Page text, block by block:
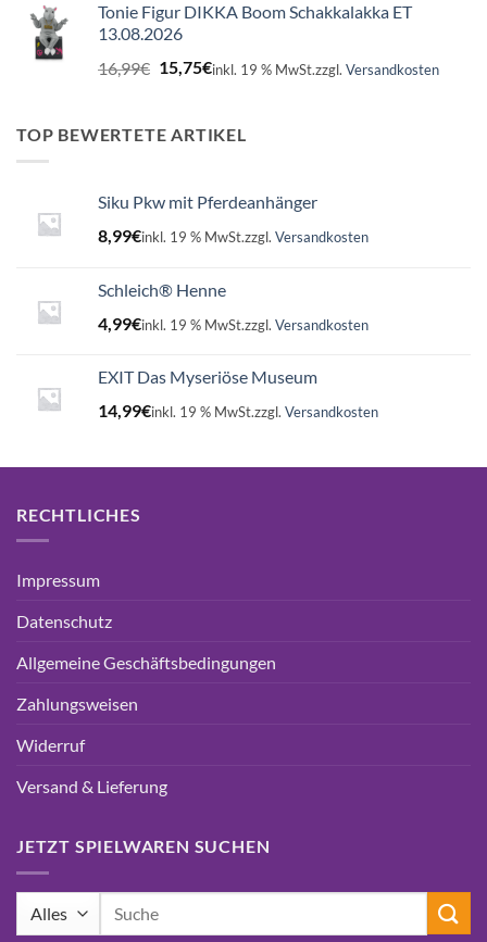
Tonie Figur DIKKA Boom Schakkalakka ET
13.08.2026
16,99€ Ursprünglicher
16,99€
15,75€Aktueller
15,75€.
inkl. 19 % MwSt.zzgl. Versandkosten
TOP BEWERTETE ARTIKEL
Siku Pkw mit Pferdeanhänger
8,99€inkl. 19 % MwSt.zzgl. Versandkosten
Schleich® Henne
4,99€inkl. 19 % MwSt.zzgl. Versandkosten
EXIT Das Myseriöse Museum
14,99€inkl. 19 % MwSt.zzgl. Versandkosten
RECHTLICHES
Impressum
Datenschutz
Allgemeine Geschäftsbedingungen
Zahlungsweisen
Widerruf
Versand & Lieferung
JETZT SPIELWAREN SUCHEN